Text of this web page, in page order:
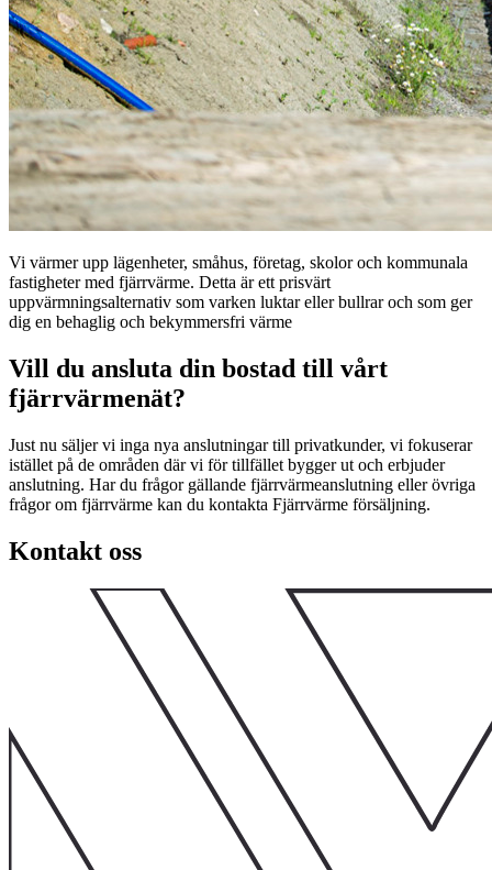
Vi värmer upp lägenheter, småhus, företag, skolor och kommunala
fastigheter med fjärrvärme. Detta är ett prisvärt
uppvärmningsalternativ som varken luktar eller bullrar och som ger
dig en behaglig och bekymmersfri värme
Vill du ansluta din bostad till vårt
fjärrvärmenät?
Just nu säljer vi inga nya anslutningar till privatkunder, vi fokuserar
istället på de områden där vi för tillfället bygger ut och erbjuder
anslutning. Har du frågor gällande fjärrvärmeanslutning eller övriga
frågor om fjärrvärme kan du kontakta Fjärrvärme försäljning.
Kontakt oss